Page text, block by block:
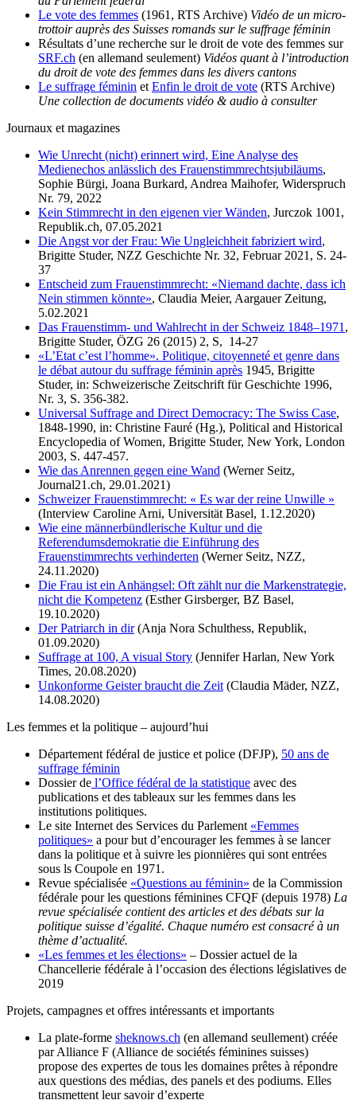
Le vote des femmes (1961, RTS Archive) Vidéo de un micro-
trottoir auprès des Suisses romands sur le suffrage féminin
Résultats d’une recherche sur le droit de vote des femmes sur
SRF.ch (en allemand seulement) Vidéos quant à l’introduction
du droit de vote des femmes dans les divers cantons
Le suffrage féminin et Enfin le droit de vote (RTS Archive)
Une collection de documents vidéo & audio à consulter
Journaux et magazines
Wie Unrecht (nicht) erinnert wird, Eine Analyse des
Medienechos anlässlich des Frauenstimmrechtsjubiläums,
Sophie Bürgi, Joana Burkard, Andrea Maihofer, Widerspruch
Nr. 79, 2022
Kein Stimmrecht in den eigenen vier Wänden, Jurczok 1001,
Republik.ch, 07.05.2021
Die Angst vor der Frau: Wie Ungleichheit fabriziert wird,
Brigitte Studer, NZZ Geschichte Nr. 32, Februar 2021, S. 24-
37
Entscheid zum Frauenstimmrecht: «Niemand dachte, dass ich
Nein stimmen könnte», Claudia Meier, Aargauer Zeitung,
5.02.2021
Das Frauenstimm- und Wahlrecht in der Schweiz 1848–1971 ,
Brigitte Studer, ÖZG 26 (2015) 2, S, 14-27
«L’Etat c’est l’homme». Politique, citoyenneté et genre dans
le débat autour du suffrage féminin après 1945, Brigitte
Studer, in: Schweizerische Zeitschrift für Geschichte 1996,
Nr. 3, S. 356-382.
Universal Suffrage and Direct Democracy: The Swiss Case,
1848-1990, in: Christine Fauré (Hg.), Poli­tical and Historical
Encyclopedia of Women, Brigitte Studer, New York, London
2003, S. 447-457.
Wie das Anrennen gegen eine Wand (Werner Seitz,
Journal21.ch, 29.01.2021)
Schweizer Frauenstimmrecht: « Es war der reine Unwille »
(Interview Caroline Arni, Universität Basel, 1.12.2020)
Wie eine männerbündlerische Kultur und die
Referendumsdemokratie die Einführung des
Frauenstimmrechts verhinderten (Werner Seitz, NZZ,
24.11.2020)
Die Frau ist ein Anhängsel: Oft zählt nur die Markenstrategie,
nicht die Kompetenz (Esther Girsberger, BZ Basel,
19.10.2020)
Der Patriarch in dir(Anja Nora Schulthess, Republik,
01.09.2020)
Suffrage at 100, A visual Story (Jennifer Harlan, New York
Times, 20.08.2020)
Unkonforme Geister braucht die Zeit (Claudia Mäder, NZZ,
14.08.2020)
Les femmes et la politique – aujourd’hui
Département fédéral de justice et police (DFJP), 50 ans de
suffrage féminin
Dossier de l’Office fédéral de la statistique avec des
publications et des tableaux sur les femmes dans les
institutions politiques.
Le site Internet des Services du Parlement «Femmes
politiques» a pour but d’encourager les femmes à se lancer
dans la politique et à suivre les pionnières qui sont entrées
sous ls Coupole en 1971.
Revue spécialisée «Questions au féminin» de la Commission
fédérale pour les questions féminines CFQF (depuis 1978) La
revue spécialisée contient des articles et des débats sur la
politique suisse d’égalité. Chaque numéro est consacré à un
thème d’actualité.
«Les femmes et les élections» – Dossier actuel de la
Chancellerie fédérale à l’occasion des élections législatives de
2019
Projets, campagnes et offres intéressants et importants
La plate-forme sheknows.ch (en allemand seullement) créée
par Alliance F (Alliance de sociétés féminines suisses)
propose des expertes de tous les domaines prêtes à répondre
aux questions des médias, des panels et des podiums. Elles
transmettent leur savoir d’experte